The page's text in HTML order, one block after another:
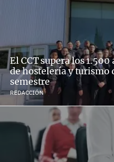
El CCT supera los
de hostelería y turismo
semestre
REDACCIÓN